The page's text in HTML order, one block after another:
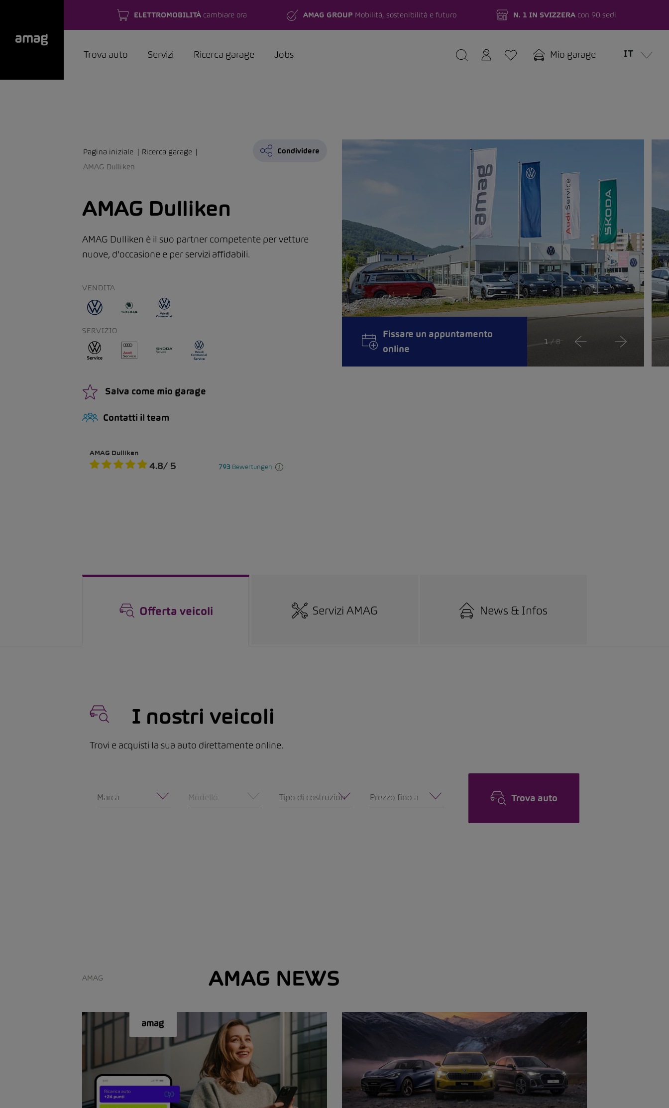
ELETTROMOBILITÀcambiare ora AMAG GROUP Mobilità, sostenibilità e futuro N. 1 IN SVIZZERAcon 90 sedi
Trova auto Servizi Ricerca garage Jobs Mio garage IT
Pagina iniziale
Ricerca garage
AMAG Dulliken
Condividere
AMAG Dulliken
AMAG Dulliken è il suo partner competente per vetture
nuove, d'occasione e per servizi affidabili.
VENDITA
SERVIZIO
Salva come mio garage
Contatti il team
Fissare un appuntamento
online
1 / 8
Offerta veicoli Servizi AMAG News & Infos
I nostri veicoli
Trovi e acquisti la sua auto direttamente online.
Marca Modello Tipo di costruzione Prezzo fino a Trova auto
AMAG AMAG NEWS